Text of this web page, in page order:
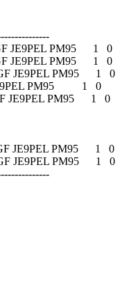
JE9PEL PM95      1   0
JE9PEL PM95      1   0
JE9PEL PM95      1   0
PM95          1   0
JE9PEL PM95      1   0
RRR ?
8 #
2
JE9PEL PM95      1   0
JE9PEL PM95      1   0